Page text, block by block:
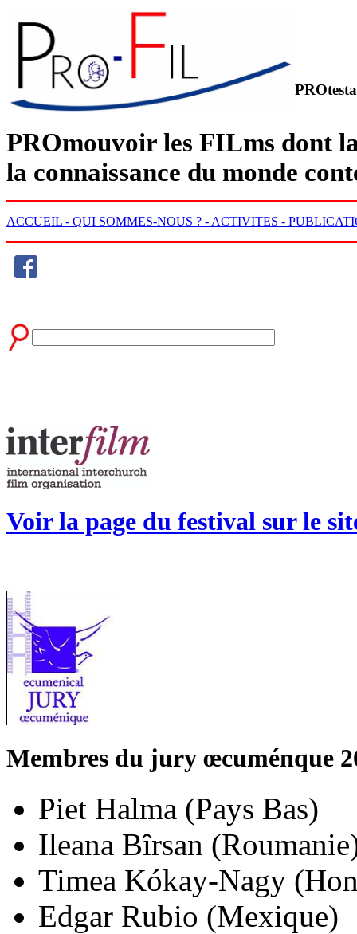
PROmouvoir les FILms dont
la connaissance du monde
ACCUEIL - QUI SOMMES-NOUS ? - ACTIVITES -
Voir la page du festival sur le
Membres du jury œcuménque
Piet Halma (Pays Bas)
Ileana Bîrsan
Timea Kókay-Nagy
Edgar Rubio (Mexique)